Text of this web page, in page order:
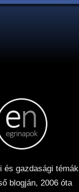
és gazdasági témák
blogján, 2006 óta